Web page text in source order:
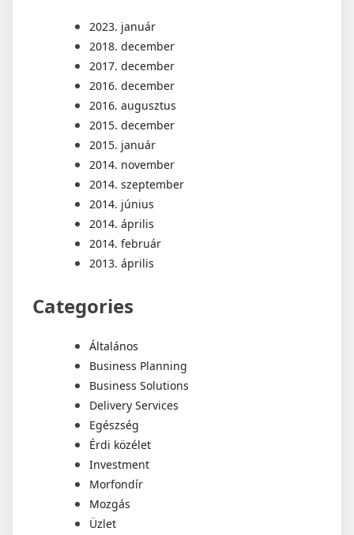
2023. január
2018. december
2017. december
2016. december
2016. augusztus
2015. december
2015. január
2014. november
2014. szeptember
2014. június
2014. április
2014. február
2013. április
Categories
Általános
Business Planning
Business Solutions
Delivery Services
Egészség
Érdi közélet
Investment
Morfondír
Mozgás
Üzlet